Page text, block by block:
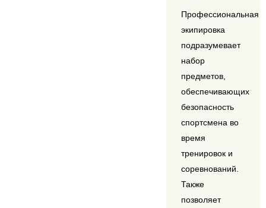
Профессиональная
экипировка
подразумевает
набор
предметов,
обеспечивающих
безопасность
спортсмена во
время
тренировок и
соревнований.
Также
позволяет